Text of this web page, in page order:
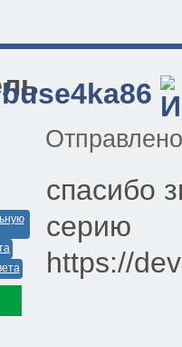
buse4ka86
спасибо
серию
https://